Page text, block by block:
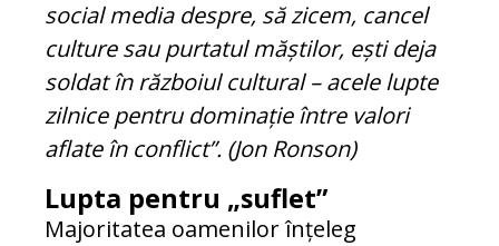
social media despre, să zicem, cancel
culture sau purtatul măștilor, ești deja
soldat în războiul cultural – acele lupte
zilnice pentru dominație între valori
aflate în conflict”. (Jon Ronson)
Lupta pentru „suflet”
Majoritatea oamenilor înțeleg